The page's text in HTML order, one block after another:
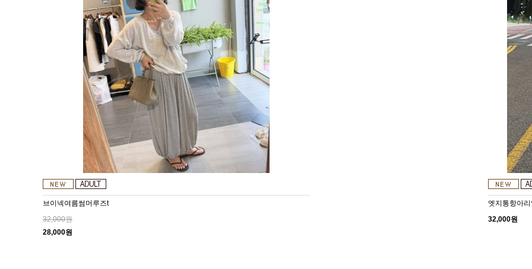
브이넥여름썸머루즈t
32,000원
28,000원
엣지통항아
32,000원